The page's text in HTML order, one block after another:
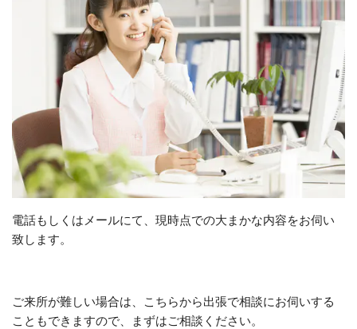
電話もしくはメールにて、現時点での大まかな内容をお伺い
致します。
ご来所が難しい場合は、こちらから出張で相談にお伺いする
こともできますので、まずはご相談ください。